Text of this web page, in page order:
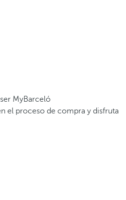
MyBarceló
el proceso de compra y disfruta